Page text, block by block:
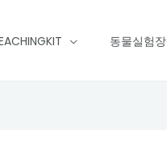
동물실험